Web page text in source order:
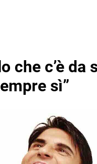
che c’è da
sì”